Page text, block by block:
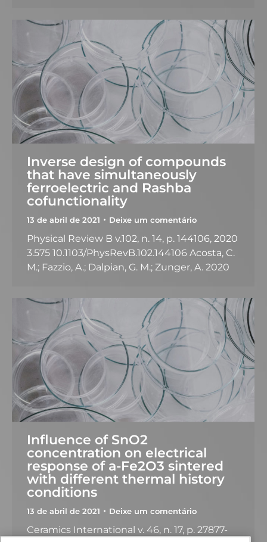
Inverse design of compounds
that have simultaneously
ferroelectric and Rashba
cofunctionality
13 de abril de 2021 Deixe um comentário
Physical Review B v.102, n. 14, p. 144106, 2020
3.575 10.1103/PhysRevB.102.144106 Acosta, C.
M.; Fazzio, A.; Dalpian, G. M.; Zunger, A. 2020
Influence of SnO2
concentration on electrical
response of a-Fe2O3 sintered
with different thermal history
conditions
13 de abril de 2021 Deixe um comentário
Ceramics International v. 46, n. 17, p. 27877-